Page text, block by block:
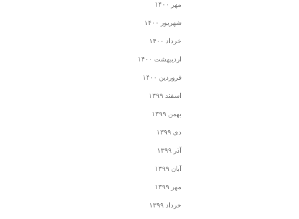
مهر ۱۴۰۰
شهریور ۱۴۰۰
خرداد ۱۴۰۰
اردیبهشت ۱۴۰۰
فروردین ۱۴۰۰
اسفند ۱۳۹۹
بهمن ۱۳۹۹
دی ۱۳۹۹
آذر ۱۳۹۹
آبان ۱۳۹۹
مهر ۱۳۹۹
خرداد ۱۳۹۹